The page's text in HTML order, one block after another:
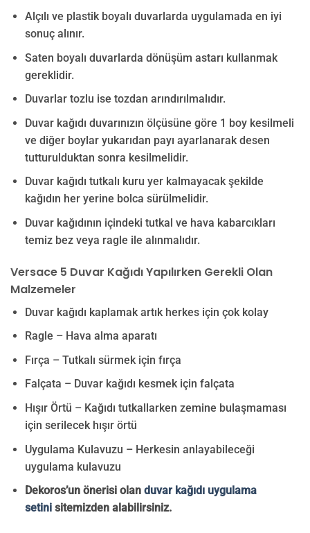
Alçılı ve plastik boyalı duvarlarda uygulamada en iyi
sonuç alınır.
Saten boyalı duvarlarda dönüşüm astarı kullanmak
gereklidir.
Duvarlar tozlu ise tozdan arındırılmalıdır.
Duvar kağıdı duvarınızın ölçüsüne göre 1 boy kesilmeli
ve diğer boylar yukarıdan payı ayarlanarak desen
tutturulduktan sonra kesilmelidir.
Duvar kağıdı tutkalı kuru yer kalmayacak şekilde
kağıdın her yerine bolca sürülmelidir.
Duvar kağıdının içindeki tutkal ve hava kabarcıkları
temiz bez veya ragle ile alınmalıdır.
Versace 5 Duvar Kağıdı Yapılırken Gerekli Olan
Malzemeler
Duvar kağıdı kaplamak artık herkes için çok kolay
Ragle – Hava alma aparatı
Fırça – Tutkalı sürmek için fırça
Falçata – Duvar kağıdı kesmek için falçata
Hışır Örtü – Kağıdı tutkallarken zemine bulaşmaması
için serilecek hışır örtü
Uygulama Kulavuzu – Herkesin anlayabileceği
uygulama kulavuzu
Dekoros’un önerisi olan duvar kağıdı uygulama
setinisitemizden alabilirsiniz.